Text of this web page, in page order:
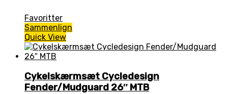
Favoritter
Sammenlign
Quick View
Cykelskærmsæt Cycledesign
Fender/Mudguard 26″ MTB